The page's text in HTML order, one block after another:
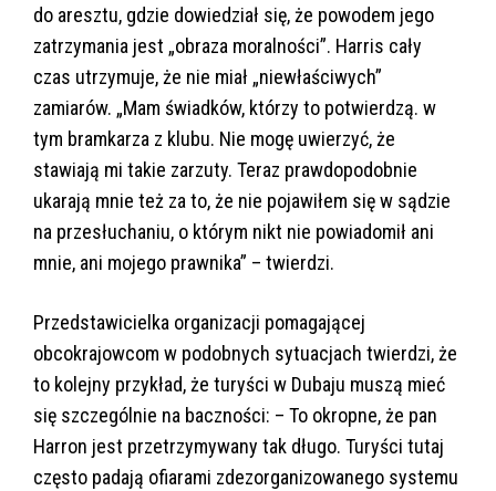
do aresztu, gdzie dowiedział się, że powodem jego
zatrzymania jest „obraza moralności”. Harris cały
czas utrzymuje, że nie miał „niewłaściwych”
zamiarów. „Mam świadków, którzy to potwierdzą. w
tym bramkarza z klubu. Nie mogę uwierzyć, że
stawiają mi takie zarzuty. Teraz prawdopodobnie
ukarają mnie też za to, że nie pojawiłem się w sądzie
na przesłuchaniu, o którym nikt nie powiadomił ani
mnie, ani mojego prawnika” – twierdzi.
Przedstawicielka organizacji pomagającej
obcokrajowcom w podobnych sytuacjach twierdzi, że
to kolejny przykład, że turyści w Dubaju muszą mieć
się szczególnie na baczności: – To okropne, że pan
Harron jest przetrzymywany tak długo. Turyści tutaj
często padają ofiarami zdezorganizowanego systemu